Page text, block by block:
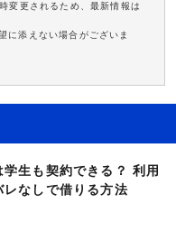
変更されるため、最新情報は
に添えない場合がございま
学生も契約できる？ 利用
レなしで借りる方法